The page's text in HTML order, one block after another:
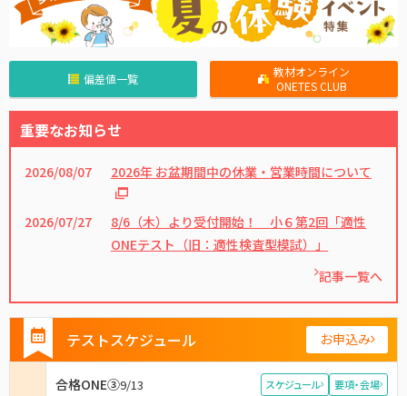
偏差値一覧
教材オンライン
ONETES CLUB
重要なお知らせ
2026/08/07 2026年 お盆期間中の休業・営業時間について
2026/07/27
8/6（木）より受付開始！ 小６第2回「適性
ONEテスト（旧：適性検査型模試）」
記事一覧へ
テストスケジュール お申込み
合格ONE③9/13 スケジュール 要項・会場